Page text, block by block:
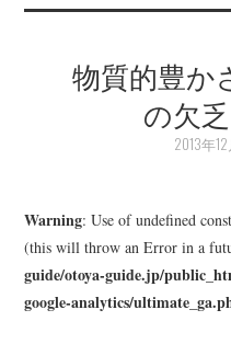
物質的豊か
の欠
2013年
Warning: Use of undefined
(this will throw an Error in a
guide/otoya-guide.jp/
google-analytics/